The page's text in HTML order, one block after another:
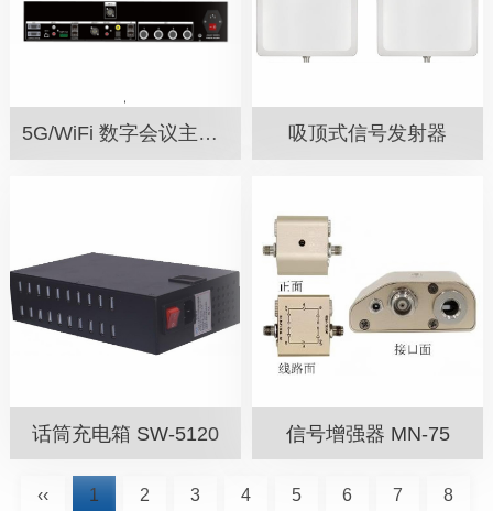
5G/WiFi 数字会议主机 SW-500G 吸顶式信号发射器
话筒充电箱 SW-5120 信号增强器 MN-75
‹‹ 1 2 3 4 5 6 7 8